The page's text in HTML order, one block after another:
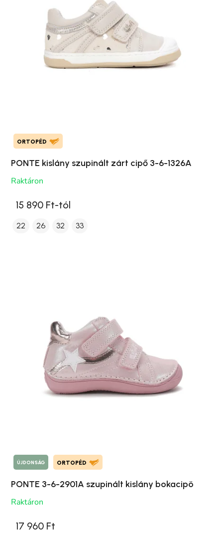
ORTOPÉD
PONTE kislány szupinált zárt cipő 3-6-1326A
Raktáron
15 890 Ft-tól
22 26 32 33
ÚJDONSÁG ORTOPÉD
PONTE 3-6-2901A szupinált kislány bokacipö
Raktáron
17 960 Ft